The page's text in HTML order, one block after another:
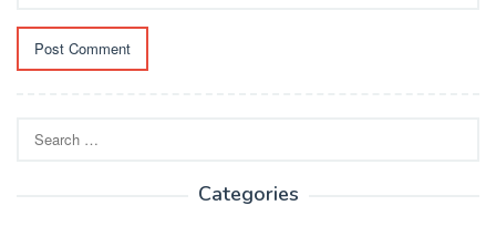
for:
Categories